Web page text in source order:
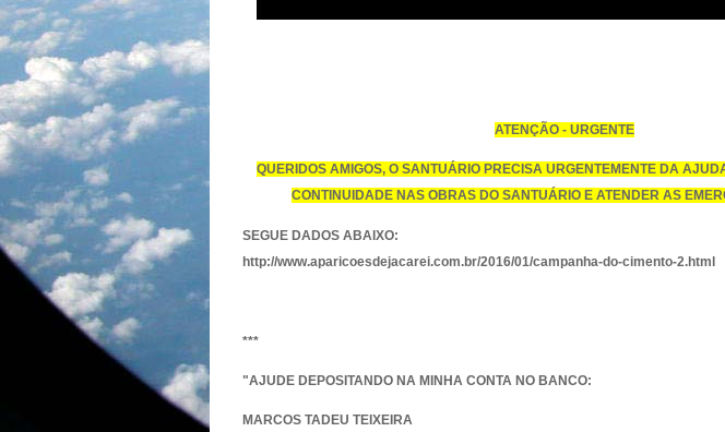
ATENÇÃO - URGENTE
QUERIDOS AMIGOS, O SANTUÁRIO PRECISA URGENTEMENTE DA
CONTINUIDADE NAS OBRAS DO SANTUÁRIO E ATENDER AS
SEGUE DADOS ABAIXO:
http://www.aparicoesdejacarei.com.br/2016/01/campanha-do-cimento-2.html
***
"AJUDE DEPOSITANDO NA MINHA CONTA NO BANCO:
MARCOS TADEU TEIXEIRA